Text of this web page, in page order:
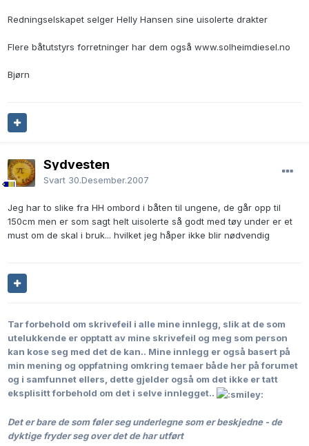
Redningselskapet selger Helly Hansen sine uisolerte drakter
Flere båtutstyrs forretninger har dem også www.solheimdiesel.no
Bjørn
Sydvesten
Svart 30.Desember.2007
Jeg har to slike fra HH ombord i båten til ungene, de går opp til
150cm men er som sagt helt uisolerte så godt med tøy under er et
must om de skal i bruk... hvilket jeg håper ikke blir nødvendig
Tar forbehold om skrivefeil i alle mine innlegg, slik at de som
utelukkende er opptatt av mine skrivefeil og meg som person
kan kose seg med det de kan.. Mine innlegg er også basert på
min mening og oppfatning omkring temaer både her på forumet
og i samfunnet ellers, dette gjelder også om det ikke er tatt
eksplisitt forbehold om det i selve innlegget..
Det er bare de som føler seg underlegne som er beskjedne - de
dyktige fryder seg over det de har utført